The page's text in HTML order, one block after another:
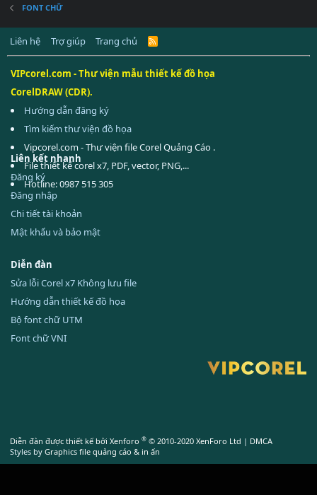
FONT CHỮ
Liên hệ Trợ giúp Trang chủ
R
VIPcorel.com - Thư viện mẫu thiết kế đồ họa
CorelDRAW (CDR).
Hướng dẫn đăng ký
Tìm kiếm thư viện đồ họa
Vipcorel.com - Thư viện file Corel Quảng Cáo .
File thiết kế corel x7, PDF, vector, PNG,...
Hotline: 0987 515 305
Liên kết nhanh
Đăng ký
Đăng nhập
Chi tiết tài khoản
Mật khẩu và bảo mật
Diễn đàn
Sửa lỗi Corel x7 Không lưu file
Hướng dẫn thiết kế đồ họa
Bộ font chữ UTM
Font chữ VNI
Diễn đàn được thiết kế bởi Xenforo ® © 2010-2020 XenForo Ltd | DMCA
Styles by Graphics file quảng cáo & in ấn